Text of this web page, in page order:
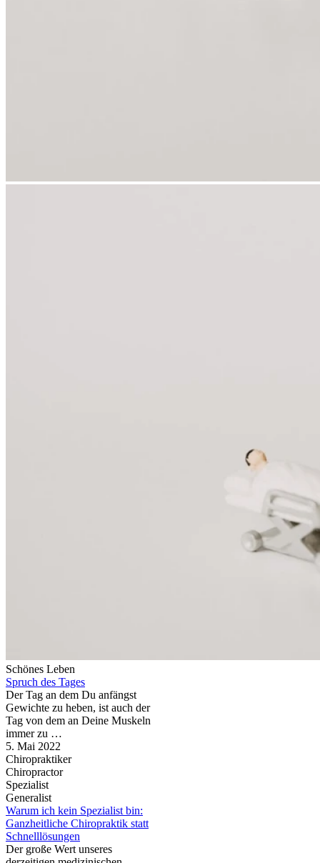
Schönes Leben
Spruch des Tages
Der Tag an dem Du anfängst
Gewichte zu heben, ist auch der
Tag von dem an Deine Muskeln
immer zu …
5. Mai 2022
Chiropraktiker
Chiropractor
Spezialist
Generalist
Warum ich kein Spezialist bin:
Ganzheitliche Chiropraktik statt
Schnelllösungen
Der große Wert unseres